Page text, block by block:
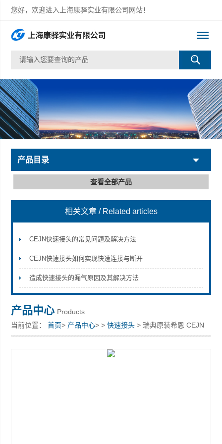
您好，欢迎进入上海康驿实业有限公司网站！
上海康驿实业有限公司
产品目录
查看全部产品
相关文章 / Related articles
CEJN快速接头的常见问题及解决方法
CEJN快速接头如何实现快速连接与断开
造成快速接头的漏气原因及其解决方法
产品中心 Products
当前位置：首页> 产品中心> >快速接头 > 瑞典原装希恩 CEJN
快速接头 10 320 5152